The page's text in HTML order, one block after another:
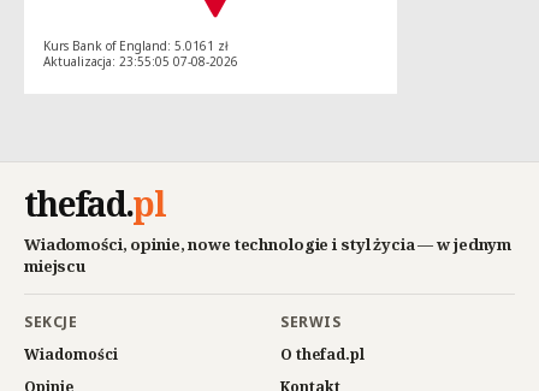
Kurs Bank of England: 5.0161 zł
Aktualizacja: 23:55:05 07-08-2026
thefad.pl
Wiadomości, opinie, nowe technologie i styl życia — w jednym
miejscu
SEKCJE
Wiadomości
SERWIS
O thefad.pl